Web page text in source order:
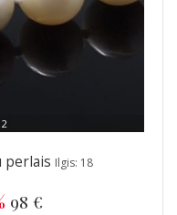
perlais Ilgis: 18
98 €